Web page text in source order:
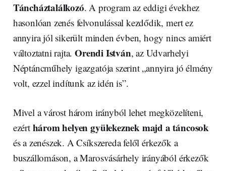
Táncháztalálkozó. A program az eddigi évekhez
hasonlóan zenés felvonulással kezdődik, mert ez
annyira jól sikerült minden évben, hogy nincs amiért
változtatni rajta.Orendi István, az Udvarhelyi
Néptáncműhely igazgatója szerint „annyira jó élmény
volt, ezzel indítunk az idén is”.
Mivel a várost három irányból lehet megközelíteni,
ezérthárom helyen gyülekeznek majd a táncosok
és a zenészek. A Csíkszereda felől érkezők a
buszállomáson, a Marosvásárhely irányából érkezők